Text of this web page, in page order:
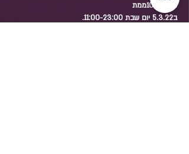
גן עדן 100ממת
ב5.3.22 יום שבת 11:00-23:00.